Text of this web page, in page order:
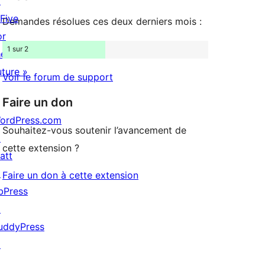
Demandes résolues ces deux derniers mois :
1 sur 2
Voir le forum de support
Faire un don
Souhaitez-vous soutenir l’avancement de
cette extension ?
Faire un don à cette extension
»